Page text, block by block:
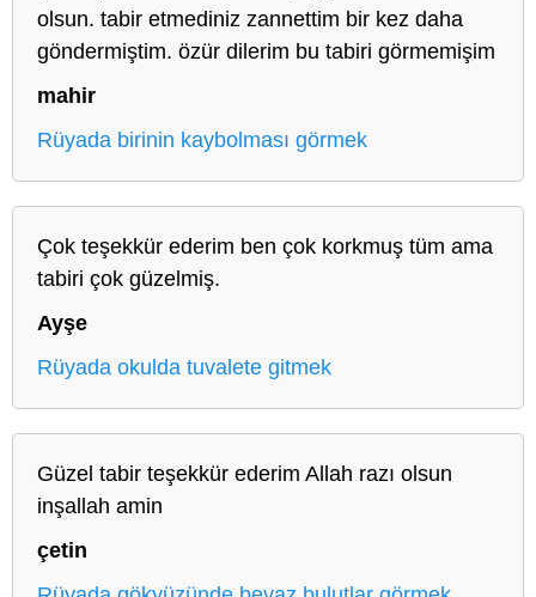
olsun. tabir etmediniz zannettim bir kez daha
göndermiştim. özür dilerim bu tabiri görmemişim
mahir
Rüyada birinin kaybolması görmek
Çok teşekkür ederim ben çok korkmuş tüm ama
tabiri çok güzelmiş.
Ayşe
Rüyada okulda tuvalete gitmek
Güzel tabir teşekkür ederim Allah razı olsun
inşallah amin
çetin